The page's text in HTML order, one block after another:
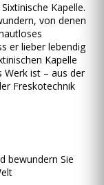
Kapelle.
von denen
er lieber lebendig
Kapelle
Werk ist – aus der
Freskotechnik
bewundern Sie